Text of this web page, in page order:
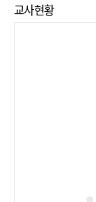
교사현황